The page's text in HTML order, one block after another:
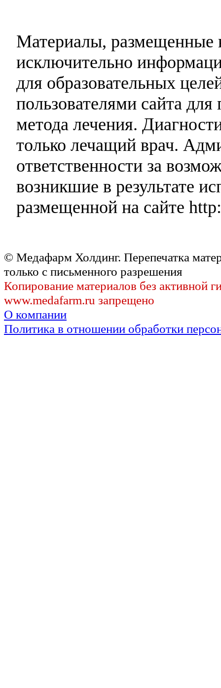
Материалы, размещенные
исключительно
для образовательных
пользователями сайта
метода лечения.
только лечащий врач.
ответственности за
возникшие в результате
размещенной на сайте
© Медафарм Холдинг. Перепечатка
только с письменного разрешения
Копирование материалов без активной
www.medafarm.ru запрещено
О компании
Политика в отношении обработки